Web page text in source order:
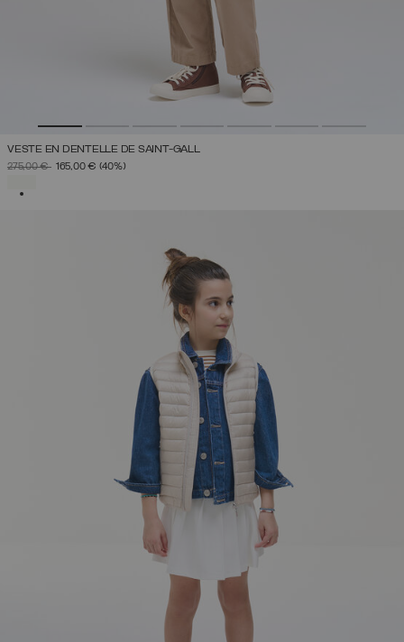
VESTE EN DENTELLE DE SAINT-GALL
PRIX RÉDUIT DE
275,00 €À165,00 € (40%)